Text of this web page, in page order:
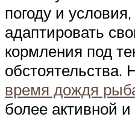
погоду и
адаптировать
кормления под
обстоятельства.
время дождя
более активной и